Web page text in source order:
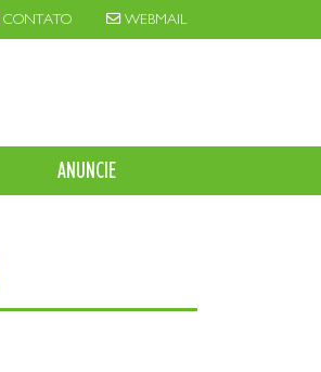
CONTATO WEBMAIL
ANUNCIE